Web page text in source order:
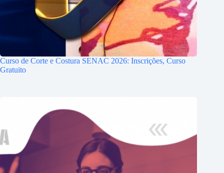
Curso de Corte e Costura SENAC 2026: Inscrições, Curso
Gratuito